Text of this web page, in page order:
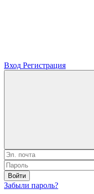
Вход Регистрация
Войти
Забыли пароль?